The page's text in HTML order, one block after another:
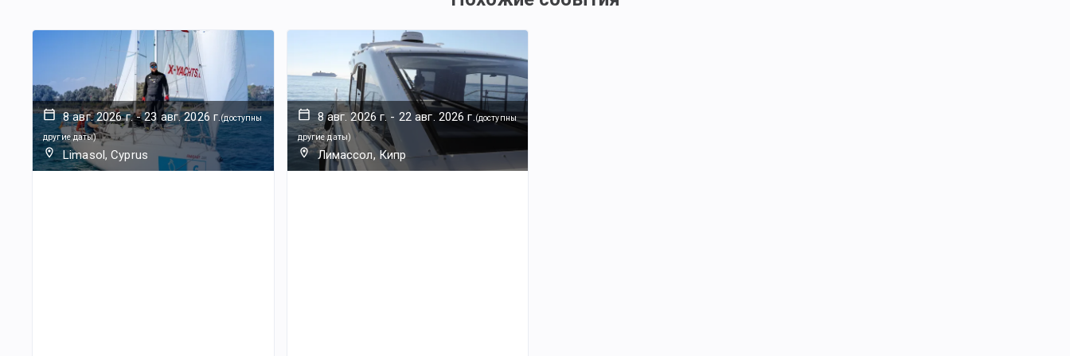
8 авг. 2026 г. - 23 авг. 2026 г.(доступны
другие даты)
Limasol, Cyprus
8 авг. 2026 г. - 22 авг. 2026 г. (доступны
другие даты)
Лимассол, Кипр